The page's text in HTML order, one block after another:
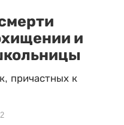
и
причастных к